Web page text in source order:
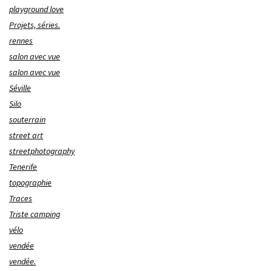
playground love
Projets, séries.
rennes
salon avec vue
salon avec vue
Séville
Silo
souterrain
street art
streetphotography
Tenerife
topographie
Traces
Triste camping
vélo
vendée
vendée.